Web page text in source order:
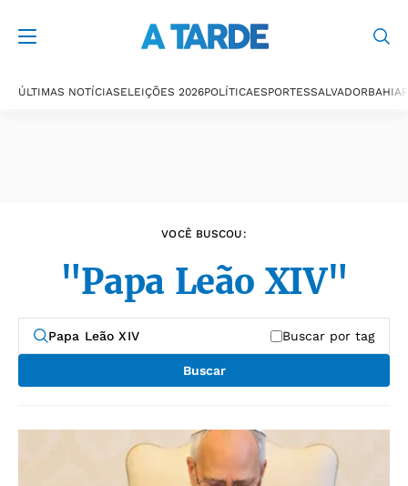
ÚLTIMAS NOTÍCIASELEIÇÕES 2026POLÍTICAESPORTESSALVADORBAHIA
VOCÊ BUSCOU:
"Papa Leão XIV"
Buscar por tag
Buscar